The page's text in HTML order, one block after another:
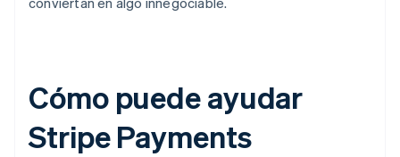
Cómo puede ayudar
Stripe Payments